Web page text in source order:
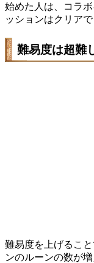
始めた人は、コラ
ッションはクリアで
難易度は超難
難易度を上げるこ
ンのルーンの数が